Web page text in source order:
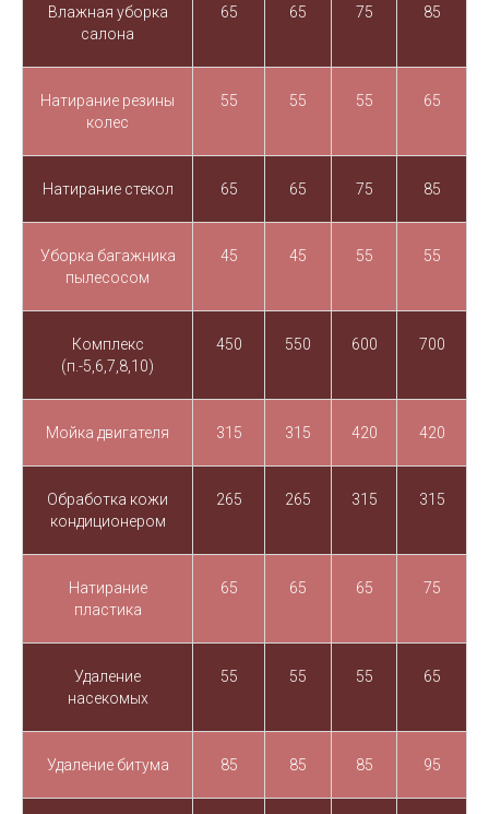
Влажная уборка
салона
65 65 75 85
Натирание резины
колес
55 55 55 65
Натирание стекол 65 65 75 85
Уборка багажника
пылесосом
45 45 55 55
Комплекс
(п.-5,6,7,8,10)
450 550 600 700
Мойка двигателя 315 315 420 420
Обработка кожи
кондиционером
265 265 315 315
Натирание
пластика
65 65 65 75
Удаление
насекомых
55 55 55 65
Удаление битума 85 85 85 95